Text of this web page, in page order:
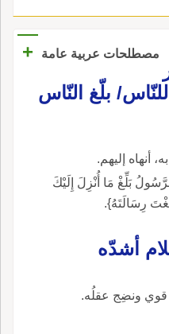
ثلا مِرارٍ أَو أَربعاً
فتفهَّمه.
مصطلحات عربية عامة +
بلّغ النّاس
أنهاه إليهم.
بَلِّغْ مَا أُنْزِلَ إِلَيْكَ
رِسَالَتَهُ}.
أشدّه
قوي ونضِج عقلُه.